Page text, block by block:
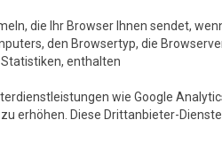
die Ihr Browser Ihnen sendet,
den Browsertyp, die
enthalten
wie Google
erhöhen. Diese Drittanbieter-